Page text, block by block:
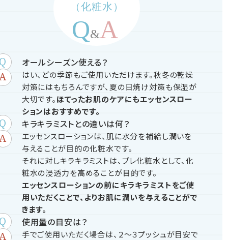
（化粧水）
オールシーズン使える？
はい、どの季節もご使用いただけます。秋冬の乾燥
対策にはもちろんですが、夏の日焼け対策も保湿が
大切です。ほてったお肌のケアにもエッセンスロー
ションはおすすめです。
キラキラミストとの違いは何？
エッセンスローションは、肌に水分を補給し潤いを
与えることが目的の化粧水です。
それに対しキラキラミストは、プレ化粧水として、化
粧水の浸透力を高めることが目的です。
エッセンスローションの前にキラキラミストをご使
用いただくことで、よりお肌に潤いを与えることがで
きます。
使用量の目安は？
手でご使用いただく場合は、２～３プッシュが目安で